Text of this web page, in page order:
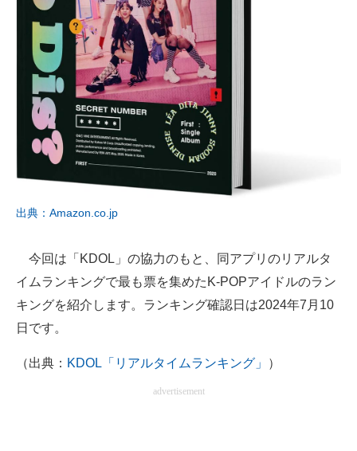
マーケ×ITの今がよく分かる
ITエンジニア向け専門サイト
企業向けIT製品の総合サイト
IT製品の技術・比較・事例
製造業のIT導入・活用を支援
モノづくり技術者専門サイト
エレクトロニクス専門サイト
電子設計の基本と応用
エネルギーの専門メディア
建設×テクノロジーの最前線
ちょっと気になるネットの話題
出典：Amazon.co.jp
今回は「KDOL」の協力のもと、同アプリのリアルタ
イムランキングで最も票を集めたK-POPアイドルのラン
キングを紹介します。ランキング確認日は2024年7月10
日です。
（出典： KDOL「リアルタイムランキング」 ）
advertisement